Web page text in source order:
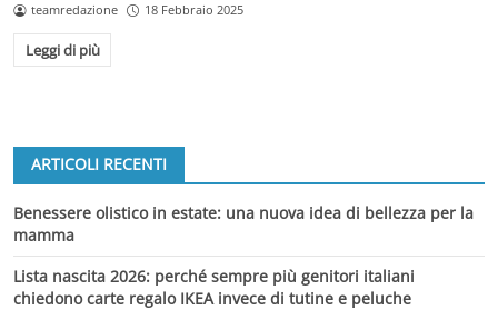
teamredazione 18 Febbraio 2025
Leggi di più
ARTICOLI RECENTI
Benessere olistico in estate: una nuova idea di bellezza per la
mamma
Lista nascita 2026: perché sempre più genitori italiani
chiedono carte regalo IKEA invece di tutine e peluche